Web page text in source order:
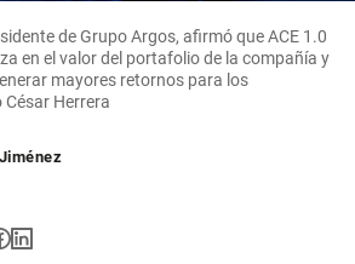
de Grupo Argos, afirmó que ACE 1.0
en el valor del portafolio de la compañía y
mayores retornos para los
Herrera